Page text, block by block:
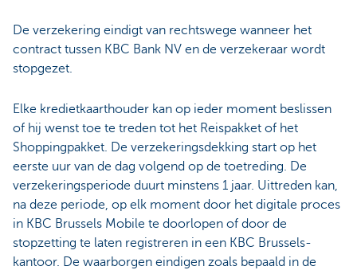
De verzekering eindigt van rechtswege wanneer het
contract tussen KBC Bank NV en de verzekeraar wordt
stopgezet.
Elke kredietkaarthouder kan op ieder moment beslissen
of hij wenst toe te treden tot het Reispakket of het
Shoppingpakket. De verzekeringsdekking start op het
eerste uur van de dag volgend op de toetreding. De
verzekeringsperiode duurt minstens 1 jaar. Uittreden kan,
na deze periode, op elk moment door het digitale proces
in KBC Brussels Mobile te doorlopen of door de
stopzetting te laten registreren in een KBC Brussels-
kantoor. De waarborgen eindigen zoals bepaald in de